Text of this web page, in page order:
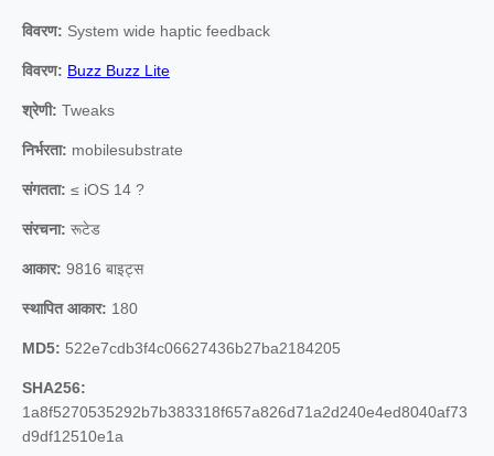
विवरण: System wide haptic feedback
विवरण: Buzz Buzz Lite
श्रेणी: Tweaks
निर्भरता: mobilesubstrate
संगतता: ≤ iOS 14 ?
संरचना: रूटेड
आकार: 9816 बाइट्स
स्थापित आकार: 180
MD5: 522e7cdb3f4c06627436b27ba2184205
SHA256:
1a8f5270535292b7b383318f657a826d71a2d240e4ed8040af73
d9df12510e1a